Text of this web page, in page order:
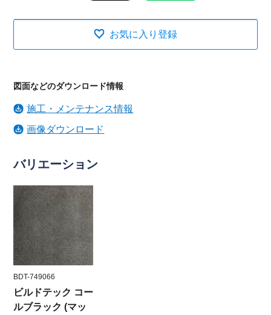
お気に入り登録
図面などのダウンロード情報
施工・メンテナンス情報
画像ダウンロード
バリエーション
BDT-749066
ビルドテック コー
ルブラック (マッ